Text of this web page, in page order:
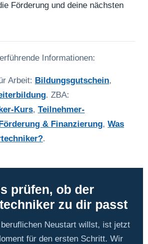
Förderung und deine nächsten
Informationen:
Arbeit: Bildungsgutschein,
. ZBA:
Kurs, Teilnehmer-
& Finanzierung, Was
.
prüfen, ob der
zu dir passt
Neustart willst, ist jetzt
für den ersten Schritt. Wir